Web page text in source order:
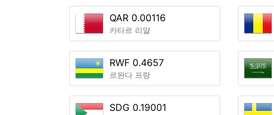
QAR 0.00116
카타르 리얄
RWF 0.4657
르완다 프랑
SDG 0.19001